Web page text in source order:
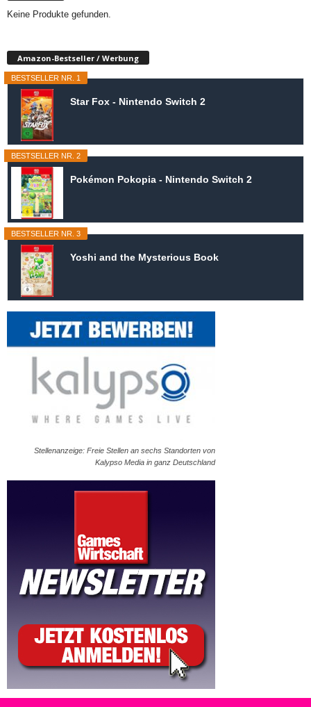
Keine Produkte gefunden.
Amazon-Bestseller / Werbung
BESTSELLER NR. 1
Star Fox - Nintendo Switch 2
BESTSELLER NR. 2
Pokémon Pokopia - Nintendo Switch 2
BESTSELLER NR. 3
Yoshi and the Mysterious Book
Stellenanzeige: Freie Stellen an sechs Standorten von
Kalypso Media in ganz Deutschland